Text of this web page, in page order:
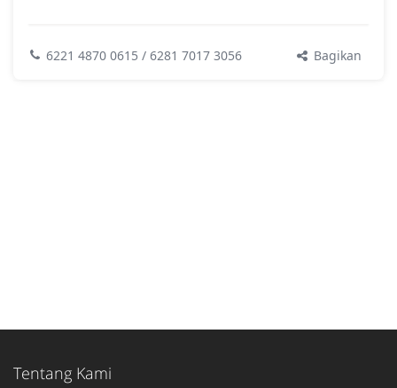
6221 4870 0615 / 6281 7017 3056 Bagikan
Tentang Kami